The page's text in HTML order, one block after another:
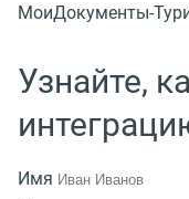
МоиДокументы-
Узнайте,
Имя